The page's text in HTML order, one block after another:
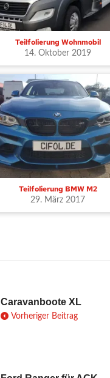
Teilfolierung Wohnmobil
14. Oktober 2019
Teilfolierung BMW M2
29. März 2017
Caravanboote XL
Vorheriger Beitrag